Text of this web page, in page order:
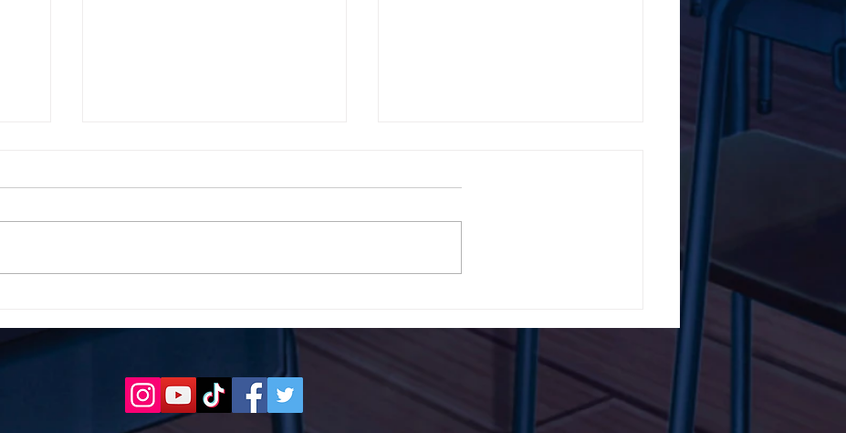
Ελλάδας ενώνουν τις
δυνάμεις τους ενάντια στο
Bullying
| Μίλα Τώρα. Με σύνθημα
"Μίλα Τώρα" όλα τα σχολεία
της Ελλάδας ενώνουν τις
δυνάμεις τους ενάντια στο